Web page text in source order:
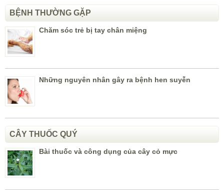
BỆNH THƯỜNG GẶP
Chăm sóc trẻ bị tay chân miệng
Những nguyên nhân gây ra bệnh hen suyễn
CÂY THUỐC QUÝ
Bài thuốc và công dụng của cây cỏ mực